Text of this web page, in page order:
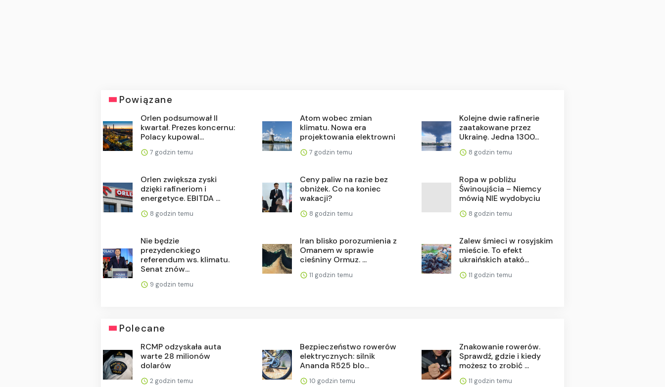
Powiązane
Orlen podsumował II
kwartał. Prezes koncernu:
Polacy kupowal...
7 godzin temu
Atom wobec zmian
klimatu. Nowa era
projektowania elektrowni
7 godzin temu
Kolejne dwie rafinerie
zaatakowane przez
Ukrainę. Jedna 1300...
8 godzin temu
Orlen zwiększa zyski
dzięki rafineriom i
energetyce. EBITDA ...
8 godzin temu
Ceny paliw na razie bez
obniżek. Co na koniec
wakacji?
8 godzin temu
Ropa w pobliżu
Świnoujścia – Niemcy
mówią NIE wydobyciu
8 godzin temu
Nie będzie
prezydenckiego
referendum ws. klimatu.
Senat znów...
9 godzin temu
Iran blisko porozumienia z
Omanem w sprawie
cieśniny Ormuz. ...
11 godzin temu
Zalew śmieci w rosyjskim
mieście. To efekt
ukraińskich atakó...
11 godzin temu
Polecane
RCMP odzyskała auta
warte 28 milionów
dolarów
2 godzin temu
Bezpieczeństwo rowerów
elektrycznych: silnik
Ananda R525 blo...
10 godzin temu
Znakowanie rowerów.
Sprawdź, gdzie i kiedy
możesz to zrobić ...
11 godzin temu